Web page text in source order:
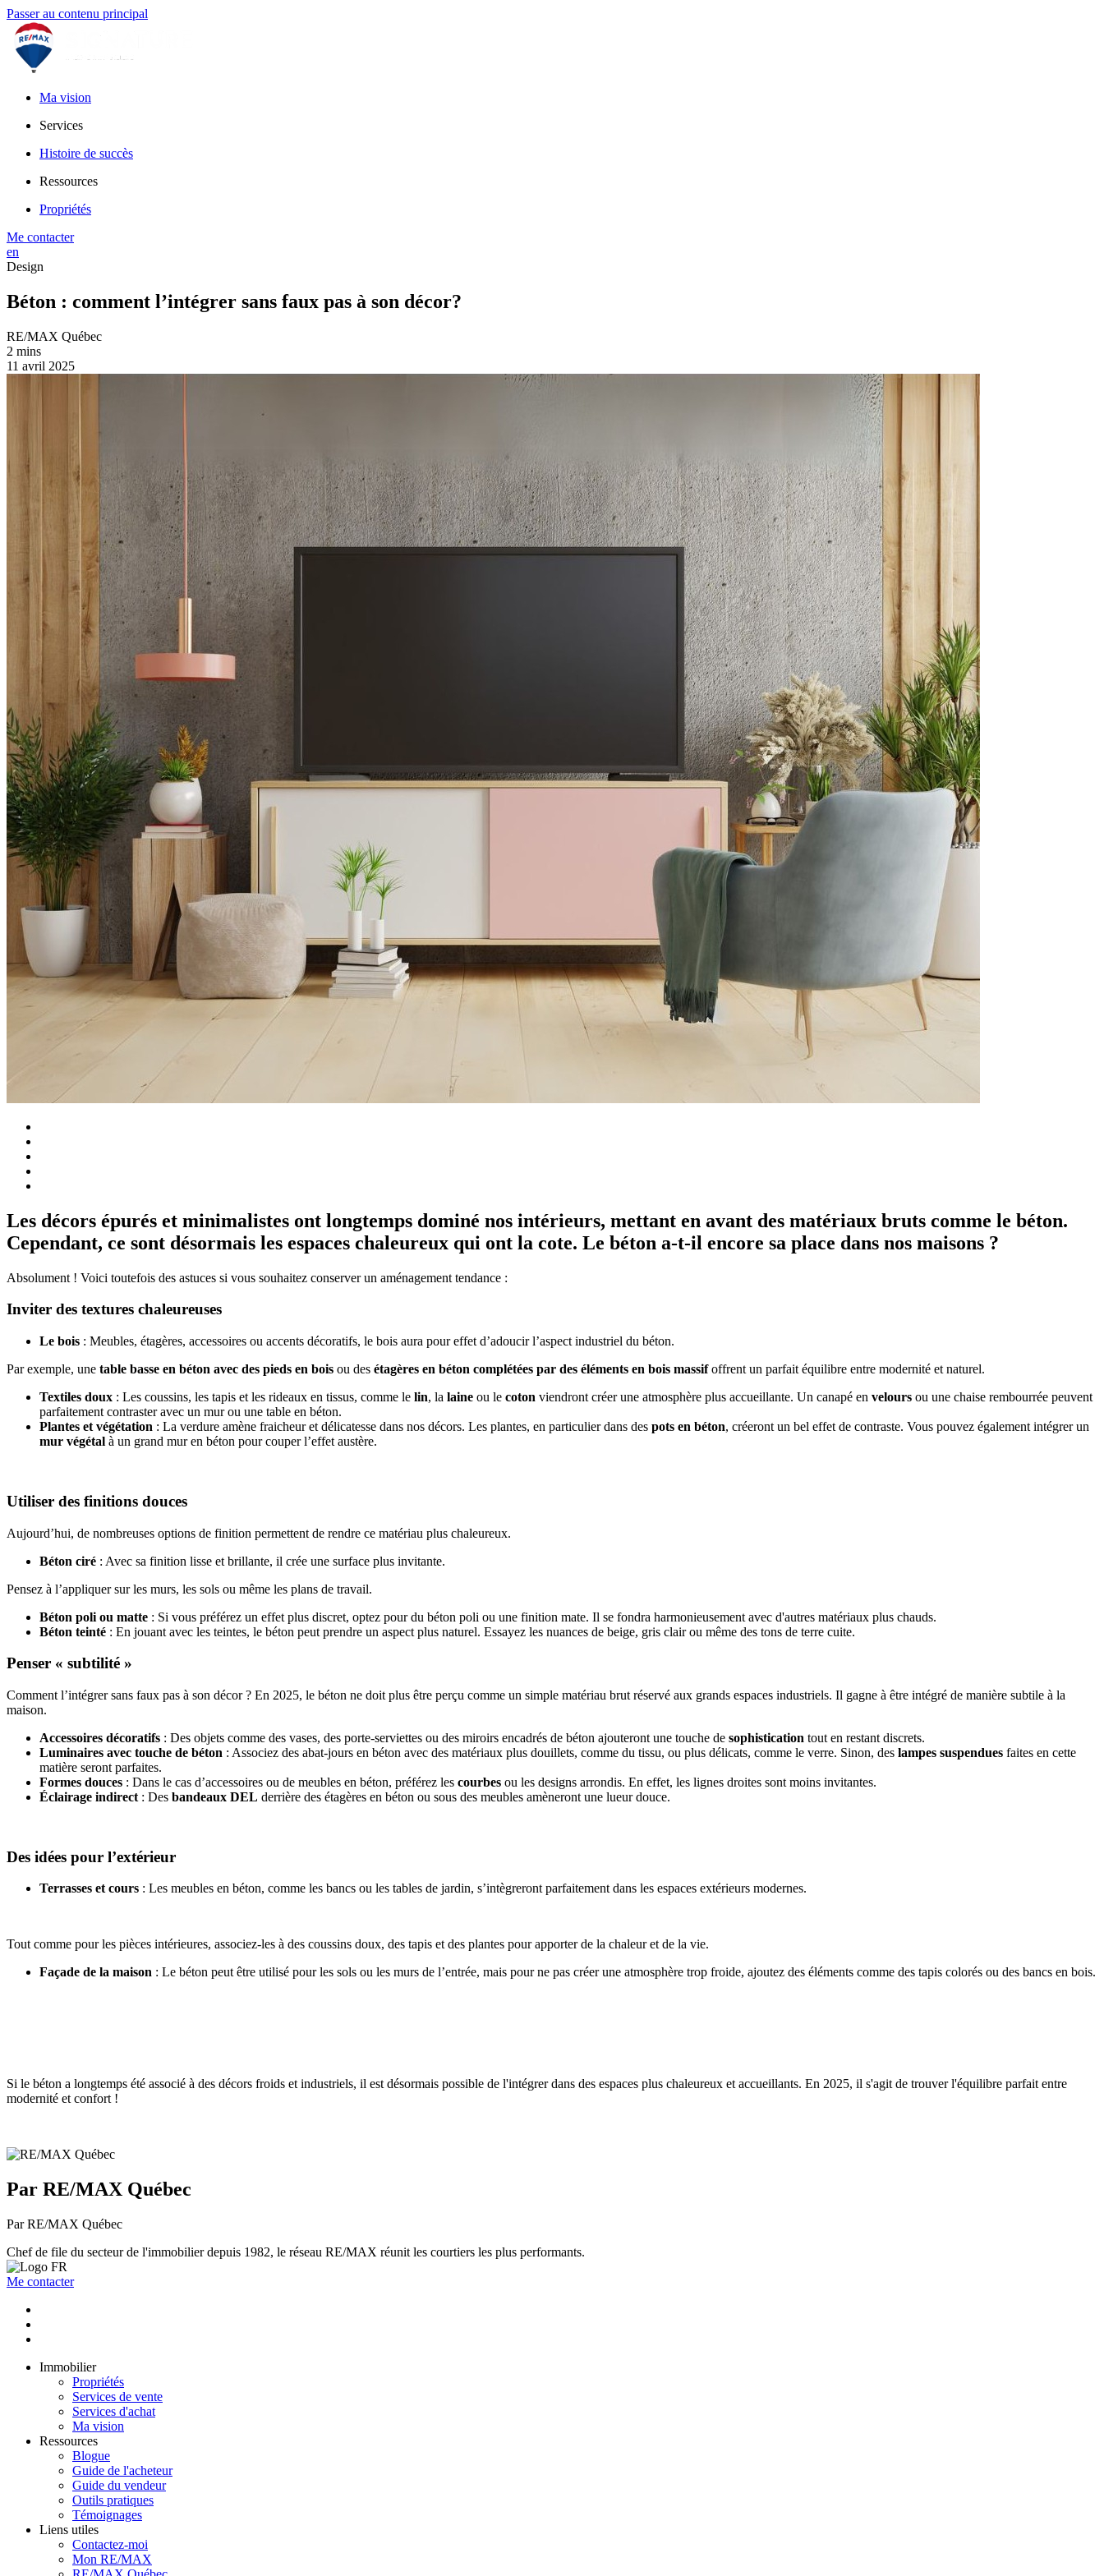
Passer au contenu principal
Ma vision
Services
Histoire de succès
Ressources
Propriétés
Me contacter
en
Design
Béton : comment l’intégrer sans faux pas à son décor?
RE/MAX Québec
2 mins
11 avril 2025
Les décors épurés et minimalistes ont longtemps dominé nos intérieurs, mettant en avant des matériaux bruts comme le béton.
Cependant, ce sont désormais les espaces chaleureux qui ont la cote. Le béton a-t-il encore sa place dans nos maisons ?
Absolument ! Voici toutefois des astuces si vous souhaitez conserver un aménagement tendance :
Inviter des textures chaleureuses
Le bois : Meubles, étagères, accessoires ou accents décoratifs, le bois aura pour effet d’adoucir l’aspect industriel du béton.
Par exemple, une table basse en béton avec des pieds en bois ou des étagères en béton complétées par des éléments en bois massifoffrent un parfait équilibre entre modernité et naturel.
Textiles doux : Les coussins, les tapis et les rideaux en tissus, comme le lin, la laine ou le coton viendront créer une atmosphère plus accueillante. Un canapé en velours ou une chaise rembourrée peuvent
parfaitement contraster avec un mur ou une table en béton.
Plantes et végétation : La verdure amène fraicheur et délicatesse dans nos décors. Les plantes, en particulier dans des pots en béton, créeront un bel effet de contraste. Vous pouvez également intégrer un
mur végétal à un grand mur en béton pour couper l’effet austère.
Utiliser des finitions douces
Aujourd’hui, de nombreuses options de finition permettent de rendre ce matériau plus chaleureux.
Béton ciré : Avec sa finition lisse et brillante, il crée une surface plus invitante.
Pensez à l’appliquer sur les murs, les sols ou même les plans de travail.
Béton poli ou matte : Si vous préférez un effet plus discret, optez pour du béton poli ou une finition mate. Il se fondra harmonieusement avec d'autres matériaux plus chauds.
Béton teinté : En jouant avec les teintes, le béton peut prendre un aspect plus naturel. Essayez les nuances de beige, gris clair ou même des tons de terre cuite.
Penser « subtilité »
Comment l’intégrer sans faux pas à son décor ? En 2025, le béton ne doit plus être perçu comme un simple matériau brut réservé aux grands espaces industriels. Il gagne à être intégré de manière subtile à la
maison.
Accessoires décoratifs : Des objets comme des vases, des porte-serviettes ou des miroirs encadrés de béton ajouteront une touche de sophistication tout en restant discrets.
Luminaires avec touche de béton : Associez des abat-jours en béton avec des matériaux plus douillets, comme du tissu, ou plus délicats, comme le verre. Sinon, des lampes suspendues faites en cette
matière seront parfaites.
Formes douces : Dans le cas d’accessoires ou de meubles en béton, préférez les courbes ou les designs arrondis. En effet, les lignes droites sont moins invitantes.
Éclairage indirect : Des bandeaux DEL derrière des étagères en béton ou sous des meubles amèneront une lueur douce.
Des idées pour l’extérieur
Terrasses et cours : Les meubles en béton, comme les bancs ou les tables de jardin, s’intègreront parfaitement dans les espaces extérieurs modernes.
Tout comme pour les pièces intérieures, associez-les à des coussins doux, des tapis et des plantes pour apporter de la chaleur et de la vie.
Façade de la maison : Le béton peut être utilisé pour les sols ou les murs de l’entrée, mais pour ne pas créer une atmosphère trop froide, ajoutez des éléments comme des tapis colorés ou des bancs en bois.
Si le béton a longtemps été associé à des décors froids et industriels, il est désormais possible de l'intégrer dans des espaces plus chaleureux et accueillants. En 2025, il s'agit de trouver l'équilibre parfait entre
modernité et confort !
Par RE/MAX Québec
Par RE/MAX Québec
Chef de file du secteur de l'immobilier depuis 1982, le réseau RE/MAX réunit les courtiers les plus performants.
Me contacter
Immobilier
Propriétés
Services de vente
Services d'achat
Ma vision
Ressources
Blogue
Guide de l'acheteur
Guide du vendeur
Outils pratiques
Témoignages
Liens utiles
Contactez-moi
Mon RE/MAX